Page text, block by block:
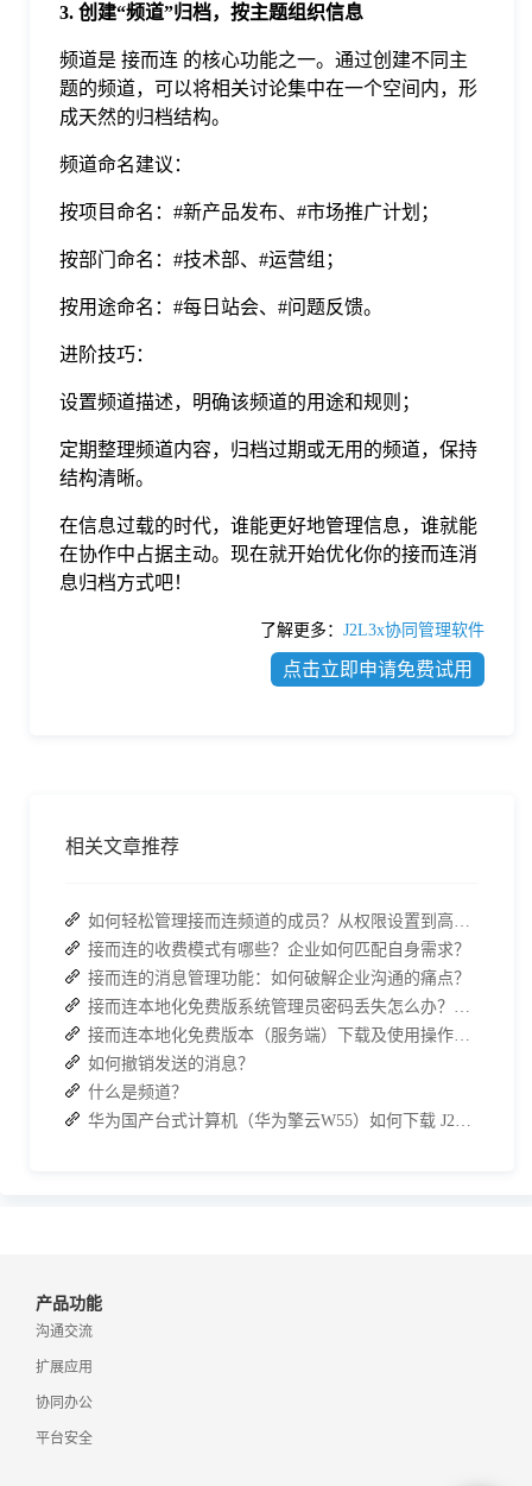
3. 创建“频道”归档，按主题组织信息
频道是 接而连 的核心功能之一。通过创建不同主
题的频道，可以将相关讨论集中在一个空间内，形
成天然的归档结构。
频道命名建议：
按项目命名：#新产品发布、#市场推广计划；
按部门命名：#技术部、#运营组；
按用途命名：#每日站会、#问题反馈。
进阶技巧：
设置频道描述，明确该频道的用途和规则；
定期整理频道内容，归档过期或无用的频道，保持
结构清晰。
在信息过载的时代，谁能更好地管理信息，谁就能
在协作中占据主动。现在就开始优化你的接而连消
息归档方式吧！
了解更多： J2L3x协同管理软件
点击立即申请免费试用
相关文章推荐
接而连的收费模式有哪些？企业如何匹配自身需求？
接而连的消息管理功能：如何破解企业沟通的痛点？
如何撤销发送的消息？
什么是频道？
产品功能
沟通交流
扩展应用
协同办公
平台安全